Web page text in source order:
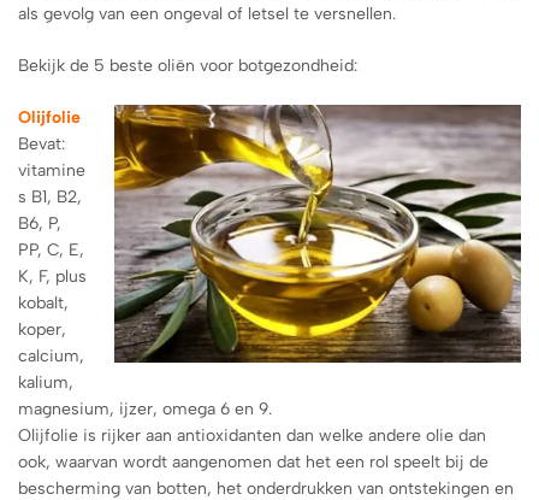
als gevolg van een ongeval of letsel te versnellen.
Bekijk de 5 beste oliën voor botgezondheid:
Olijfolie
Bevat:
vitamine
s B1, B2,
B6, P,
PP, C, E,
K, F, plus
kobalt,
koper,
calcium,
kalium,
magnesium, ijzer, omega 6 en 9.
Olijfolie is rijker aan antioxidanten dan welke andere olie dan
ook, waarvan wordt aangenomen dat het een rol speelt bij de
bescherming van botten, het onderdrukken van ontstekingen en